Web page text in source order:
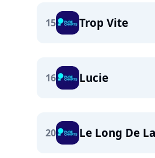
15 Trop Vite
16 Lucie
20 Le Long De